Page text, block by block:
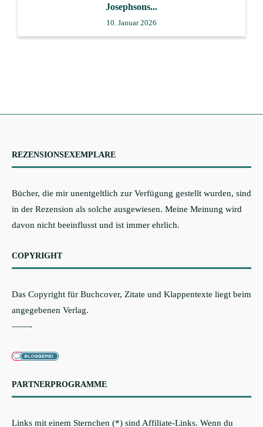
Josephsons...
10. Januar 2026
REZENSIONSEXEMPLARE
Bücher, die mir unentgeltlich zur Verfügung gestellt wurden, sind
in der Rezension als solche ausgewiesen. Meine Meinung wird
davon nicht beeinflusst und ist immer ehrlich.
COPYRIGHT
Das Copyright für Buchcover, Zitate und Klappentexte liegt beim
angegebenen Verlag.
——-
PARTNERPROGRAMME
Links mit einem Sternchen (*) sind Affiliate-Links. Wenn du